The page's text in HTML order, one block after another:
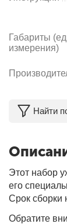
Габариты
измерения)
Найти
Этот набор
его
Срок сборки
Обратите